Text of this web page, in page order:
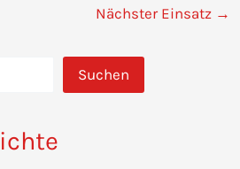
Nächster Einsatz →
Suchen